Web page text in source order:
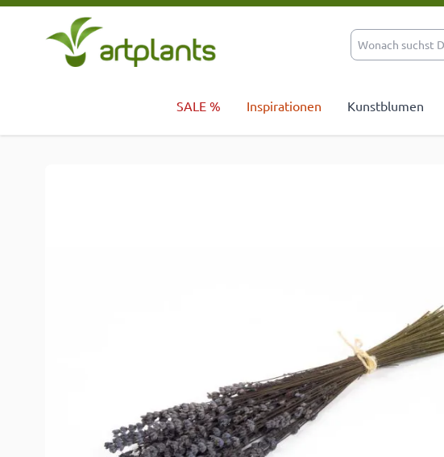
Zum Inhalt springen
SALE % Inspirationen Kunstblumen